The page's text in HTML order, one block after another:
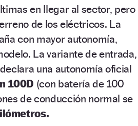
en llegar al sector, pero
de los eléctricos. La
con mayor autonomía,
La variante de entrada,
declara una autonomía oficial
100D (con batería de 100
de conducción normal se